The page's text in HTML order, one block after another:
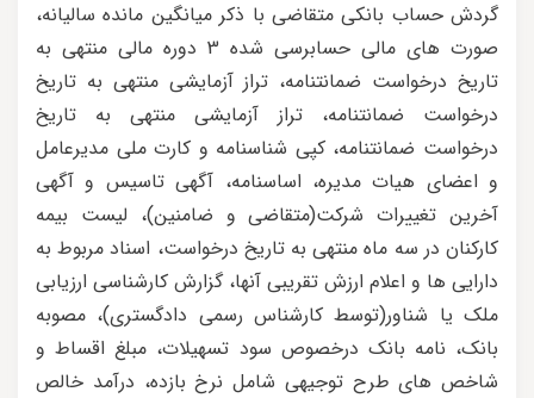
گردش حساب بانکی متقاضی با ذکر میانگین مانده سالیانه،
صورت های مالی حسابرسی شده 3 دوره مالی منتهی به
تاریخ درخواست ضمانتنامه، تراز آزمایشی منتهی به تاریخ
درخواست ضمانتنامه، تراز آزمایشی منتهی به تاریخ
درخواست ضمانتنامه، کپی شناسنامه و کارت ملی مدیرعامل
و اعضای هیات مدیره، اساسنامه، آگهی تاسیس و آگهی
آخرین تغییرات شرکت(متقاضی و ضامنین)، لیست بیمه
کارکنان در سه ماه منتهی به تاریخ درخواست، اسناد مربوط به
دارایی ها و اعلام ارزش تقریبی آنها، گزارش کارشناسی ارزیابی
ملک یا شناور(توسط کارشناس رسمی دادگستری)، مصوبه
بانک، نامه بانک درخصوص سود تسهیلات، مبلغ اقساط و
شاخص های طرح توجیهی شامل نرخ بازده، درآمد خالص